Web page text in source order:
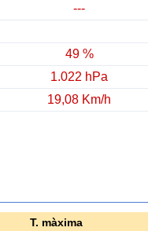
---
49 %
1.022 hPa
19,08 Km/h
T. màxima